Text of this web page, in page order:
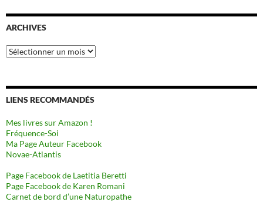
ARCHIVES
Archives
LIENS RECOMMANDÉS
Mes livres sur Amazon !
Fréquence-Soi
Ma Page Auteur Facebook
Novae-Atlantis
Page Facebook de Laetitia Beretti
Page Facebook de Karen Romani
Carnet de bord d’une Naturopathe